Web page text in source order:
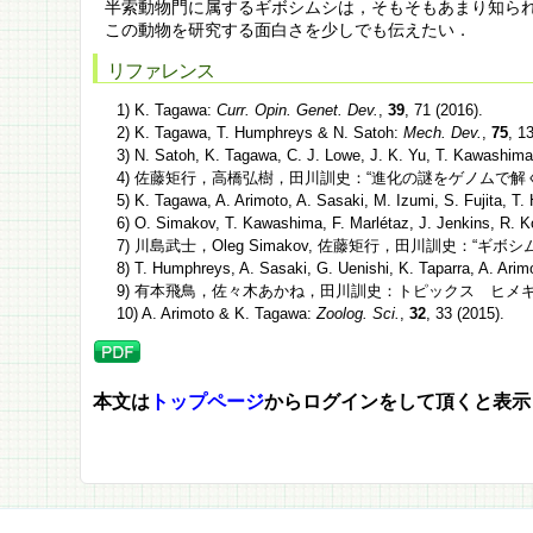
半索動物門に属するギボシムシは，そもそもあまり知
この動物を研究する面白さを少しでも伝えたい．
リファレンス
1) K. Tagawa:Curr. Opin. Genet. Dev. ,39 , 71 (2016).
2) K. Tagawa, T. Humphreys & N. Satoh:Mech. Dev. ,75 ,
3) N. Satoh, K. Tagawa, C. J. Lowe, J. K. Yu, T.
4) 佐藤矩行，高橋弘樹，田川訓史：“進化の謎をゲノムで解
5) K. Tagawa, A. Arimoto, A. Sasaki, M. Izumi, S. Fujita,
6) O. Simakov, T. Kawashima, F. Marlétaz, J. Jenkins, R.
7) 川島武士，Oleg Simakov, 佐藤矩行，田川訓史：“ギボ
8) T. Humphreys, A. Sasaki, G. Uenishi, K. Taparra, A.
9) 有本飛鳥，佐々木あかね，田川訓史：トピックス ヒメ
10) A. Arimoto & K. Tagawa:Zoolog. Sci. ,32 , 33 (2015).
本文は トップページからログインをして頂くと表